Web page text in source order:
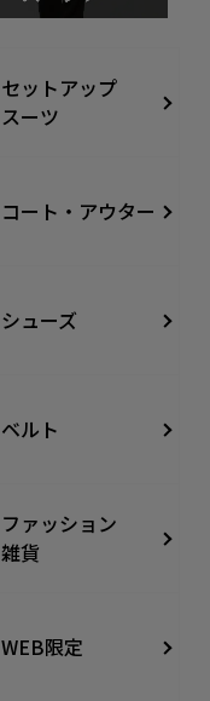
セットアップ
スーツ
コート・アウター
シューズ
ベルト
ファッション
雑貨
WEB限定